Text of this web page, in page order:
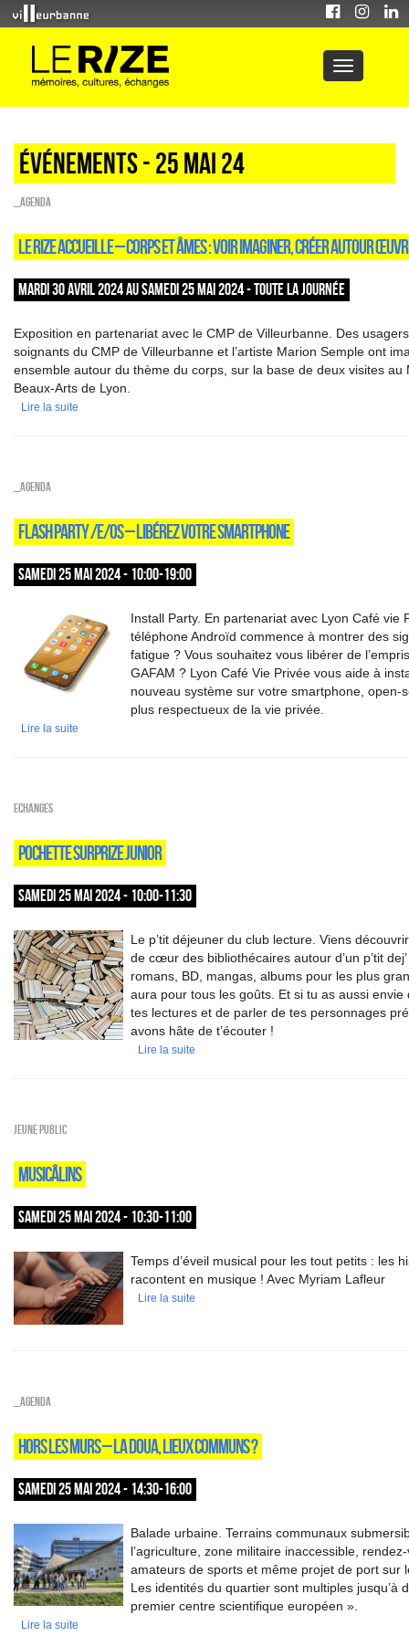
Événements - 25 Mai 24
_Agenda
LE RIZE ACCUEILLE – CORPS ET ÂMES : VOIR IMAGINER, CRÉER AUTOUR
MARDI 30 AVRIL 2024 AU SAMEDI 25 MAI 2024 - TOUTE LA JOURNÉE
Exposition en partenariat avec le CMP de Villeurbanne. Des
soignants du CMP de Villeurbanne et l’artiste Marion Semple ont
ensemble autour du thème du corps, sur la base de deux visites au
Beaux-Arts de Lyon.
Lire la suite
_Agenda
FLASH PARTY /E/OS – LIBÉREZ VOTRE SMARTPHONE
SAMEDI 25 MAI 2024 - 10:00-19:00
Install Party. En partenariat avec Lyon Café vie
téléphone Androïd commence à montrer des
fatigue ? Vous souhaitez vous libérer de
GAFAM ? Lyon Café Vie Privée vous aide à
nouveau système sur votre smartphone, open-
plus respectueux de la vie privée.
Lire la suite
ECHANGES
POCHETTE SURPRIZE JUNIOR
SAMEDI 25 MAI 2024 - 10:00-11:30
Le p’tit déjeuner du club lecture. Viens
de cœur des bibliothécaires autour d’un p’tit
romans, BD, mangas, albums pour les plus
aura pour tous les goûts. Et si tu as aussi envie
tes lectures et de parler de tes personnages
avons hâte de t’écouter !
Lire la suite
Jeune public
MUSICÂLINS
SAMEDI 25 MAI 2024 - 10:30-11:00
Temps d’éveil musical pour les tout petits : les
racontent en musique ! Avec Myriam Lafleur
Lire la suite
_Agenda
HORS LES MURS – LA DOUA, LIEUX COMMUNS ?
SAMEDI 25 MAI 2024 - 14:30-16:00
Balade urbaine. Terrains communaux
l’agriculture, zone militaire inaccessible,
amateurs de sports et même projet de port sur
Les identités du quartier sont multiples jusqu’à
premier centre scientifique européen ».
Lire la suite